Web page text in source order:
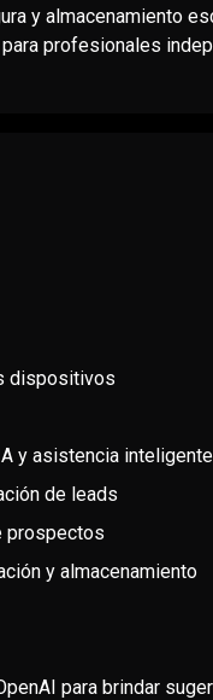
y almacenamiento
profesionales
dispositivos
y asistencia inteligente
de leads
prospectos
y almacenamiento
para brindar